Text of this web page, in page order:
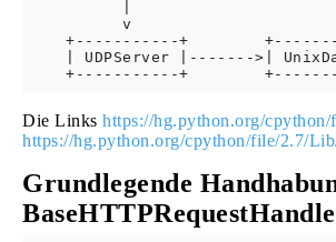
          v
+-----------+
| UDPServer |------->|
Die Links https://hg.python.org/
https://hg.python.org/cpython/file/2.7/
Grundlegende